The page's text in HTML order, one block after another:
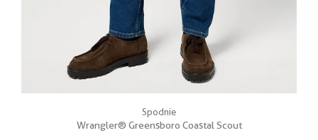
Spodnie
Wrangler® Greensboro Coastal Scout